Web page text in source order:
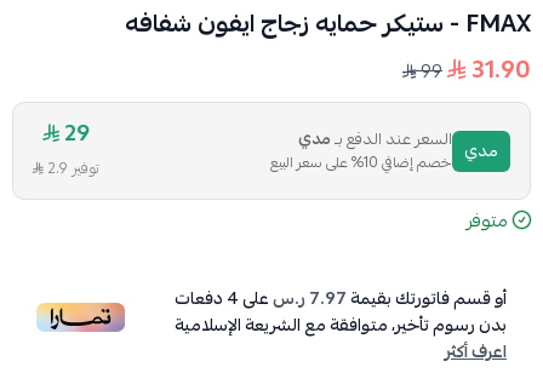
FMAX - ستيكر حمايه زجاج ايفون شفافه
31.90
99
مدي السعر عند الدفع بـمدي
خصم إضافي 10% على سعر البيع
29
توفير 2.9
متوفر
أو قسم فاتورتك بقيمة7.97 ر.س على4دفعات
بدون رسوم تأخير، متوافقة مع الشريعة الإسلامية
اعرف أكثر